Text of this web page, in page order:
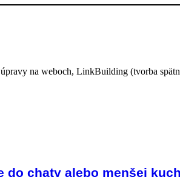
na weboch, LinkBuilding (tvorba
chaty alebo menšej